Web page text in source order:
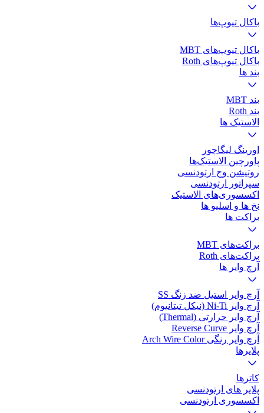
باکال تیوپ‌ها
باکال تیوپ‌های MBT
باکال تیوپ‌های Roth
بند ها
بند MBT
بند Roth
الاستیک ها
اورینگ لیگاچور
پاورچین الاستیک‌ها
روتیشن وج ارتودنسی
سپراتور ارتودنسی
اکسسوری‌های الاستیک
نخ ها و اسلیو ها
براکت ها
براکت‌های MBT
براکت‌های Roth
آرچ وایر ها
آرچ وایر استیل ضد زنگ SS
آرچ وایر Ni-Ti (نیکل تیتانیوم)
آرچ وایر حرارتی (Thermal)
آرچ وایر Reverse Curve
آرچ وایر رنگی Arch Wire Color
پلایرها
کاتر‌ها
پلایر های ارتودنسی
اکسسوری ارتودنسی